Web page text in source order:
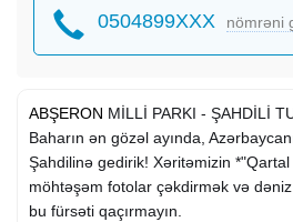
0504899XXX nömrəni
ABŞERON MİLLİ PARKI - ŞAHDİLİ
Baharın ən gözəl ayında,
Şahdilinə gedirik! Xəritəmizin
möhtəşəm fotolar çəkdirmək və
bu fürsəti qaçırmayın.